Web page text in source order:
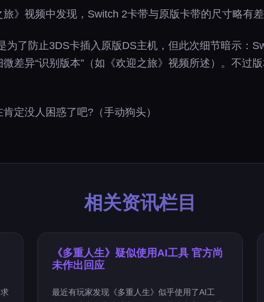
》视频中发现，Switch 2卡带与原版卡带的尺寸略有差
为了防止3DS卡插入原版DS主机，但此次细节暗示：
微差异“识别版本”（如《欢迎之旅》视频所述）。不
定没人困惑了吧?（手动狗头）
相关资讯栏目
《多重人生》疑似使用AI工具 官方尚
未作出回应
最近有玩家发现《多重人生》似乎使用了AI工